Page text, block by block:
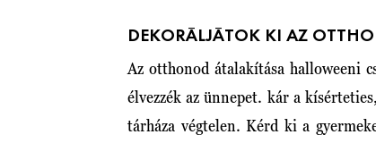
DEKORÁLJÁTOK KI AZ
Az otthonod átalakítása halloweeni
élvezzék az ünnepet. kár a
tárháza végtelen. Kérd ki a